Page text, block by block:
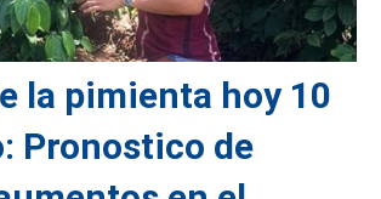
la pimienta hoy 10
Pronostico de